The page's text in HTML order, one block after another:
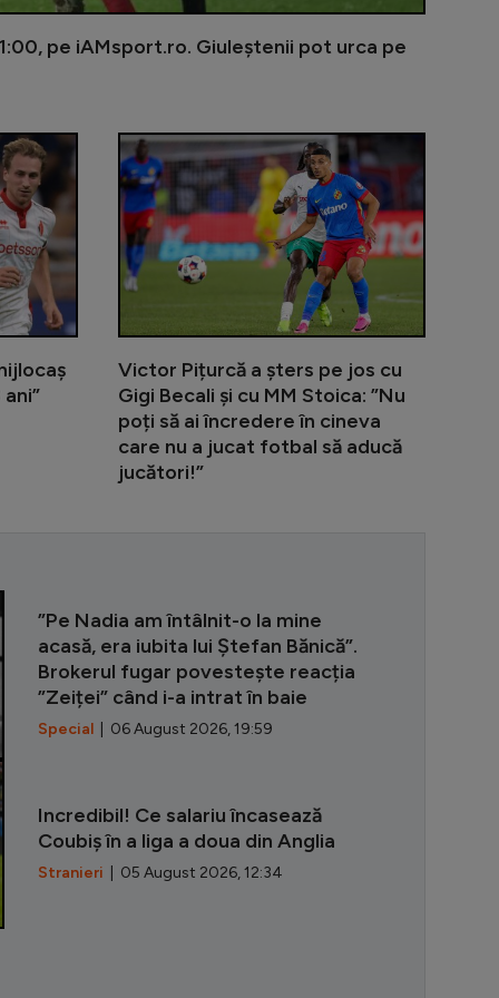
pe iAMsport.ro. Giuleștenii pot urca pe
CFR Cluj după rușinea cu Tromso
Cosmin Matei a fost suspendat de TAS pentru
Victor Pițurcă a șters pe jos cu
Gigi Becali și cu MM Stoica: ”Nu
poți să ai încredere în cineva
care nu a jucat fotbal să aducă
jucători!”
”Pe Nadia am întâlnit-o la mine
acasă, era iubita lui Ștefan Bănică”.
Brokerul fugar povestește reacția
”Zeiței” când i-a intrat în baie
Special | 06 August 2026, 19:59
Incredibil! Ce salariu încasează
Coubiș în a liga a doua din Anglia
Stranieri | 05 August 2026, 12:34